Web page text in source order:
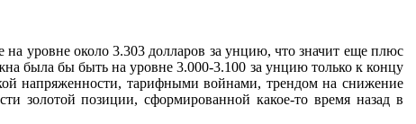
уровне около 3.303 долларов за унцию, что значит еще плюс
была бы быть на уровне 3.000-3.100 за унцию только к концу
напряженности, тарифными войнами, трендом на снижение
позиции, сформированной какое-то время назад в